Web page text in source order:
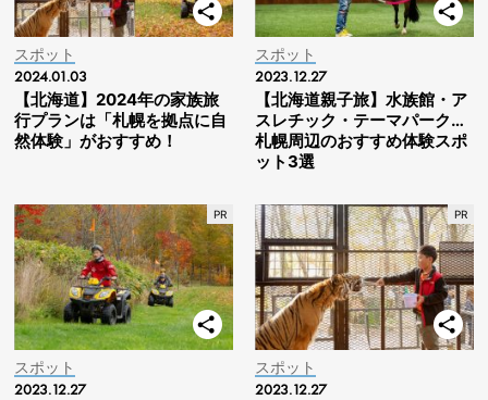
スポット
2024.01.03
【北海道】2024年の家族旅
行プランは「札幌を拠点に自
然体験」がおすすめ！
スポット
2023.12.27
【北海道親子旅】水族館・ア
スレチック・テーマパーク…
札幌周辺のおすすめ体験スポ
ット3選
スポット
2023.12.27
スポット
2023.12.27